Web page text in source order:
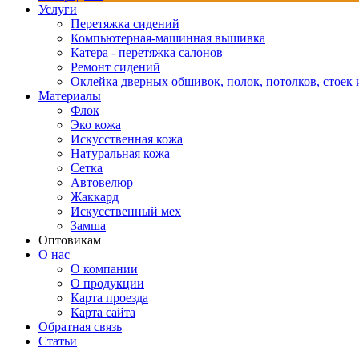
Услуги
Перетяжка сидений
Компьютерная-машинная вышивка
Катера - перетяжка салонов
Ремонт сидений
Оклейка дверных обшивок, полок, потолков, стоек
Материалы
Флок
Эко кожа
Искусственная кожа
Натуральная кожа
Сетка
Автовелюр
Жаккард
Искусственный мех
Замша
Оптовикам
О нас
О компании
О продукции
Карта проезда
Карта сайта
Обратная связь
Статьи